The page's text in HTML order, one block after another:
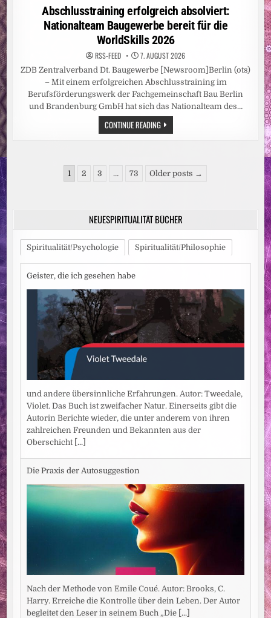
in
Abschlusstraining erfolgreich absolviert:
Nationalteam Baugewerbe bereit für die
WorldSkills 2026
RSS-FEED 7. AUGUST 2026
ZDB Zentralverband Dt. Baugewerbe [Newsroom]Berlin (ots)
– Mit einem erfolgreichen Abschlusstraining im
Berufsförderungswerk der Fachgemeinschaft Bau Berlin
und Brandenburg GmbH hat sich das Nationalteam des…
CONTINUE READINGABSCHLUSSTRAINING
ERFOLGREICH
ABSOLVIERT:
FÜR
DIE
Seitennummerierung
Beiträge
1 2 3 … 73 Older posts →
NEUESPIRITUALITÄT BÜCHER
Spiritualität/Psychologie Spiritualität/Philosophie
Geister, die ich gesehen habe
und andere übersinnliche Erfahrungen. Autor: Tweedale,
Violet. Das Buch ist zweifacher Natur. Einerseits gibt die
Autorin Berichte wieder, die unter anderem von ihren
zahlreichen Freunden und Bekannten aus der
Oberschicht [...]
Die Praxis der Autosuggestion
Nach der Methode von Emile Coué. Autor: Brooks, C.
Harry. Erreiche die Kontrolle über dein Leben. Der Autor
begleitet den Leser in seinem Buch „Die [...]